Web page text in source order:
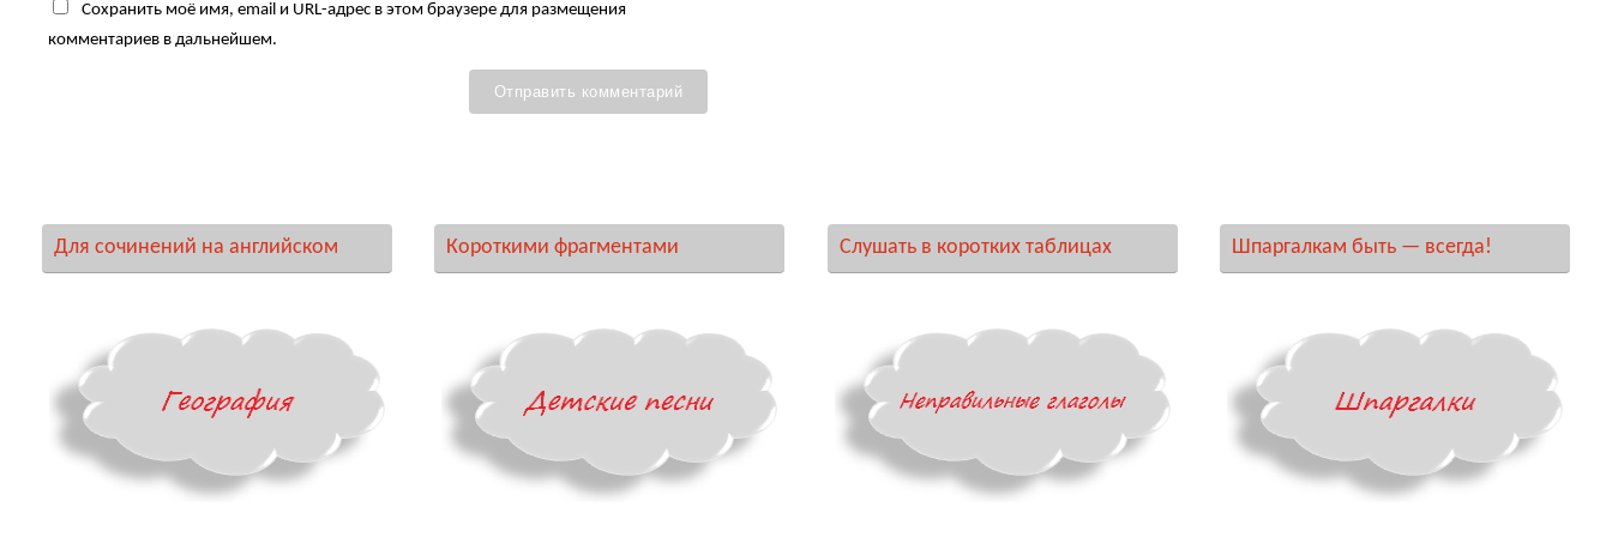
Сохранить моё имя, email и URL-адрес в этом браузере для размещения
комментариев в дальнейшем.
Для сочинений на английском Короткими фрагментами Слушать в коротких таблицах Шпаргалкам быть — всегда!